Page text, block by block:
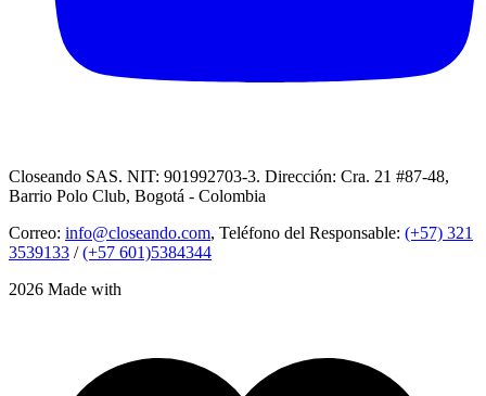
Closeando SAS. NIT: 901992703-3. Dirección: Cra. 21 #87-48,
Barrio Polo Club, Bogotá - Colombia
Correo: info@closeando.com, Teléfono del Responsable: (+57) 321
3539133 /(+57 601)5384344
2026 Made with